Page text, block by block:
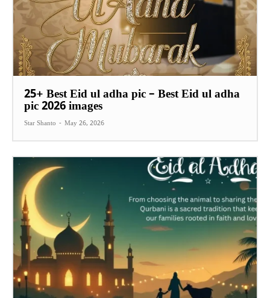
25+ Best Eid ul adha pic – Best Eid ul adha
pic 2026 images
Star Shanto - May 26, 2026